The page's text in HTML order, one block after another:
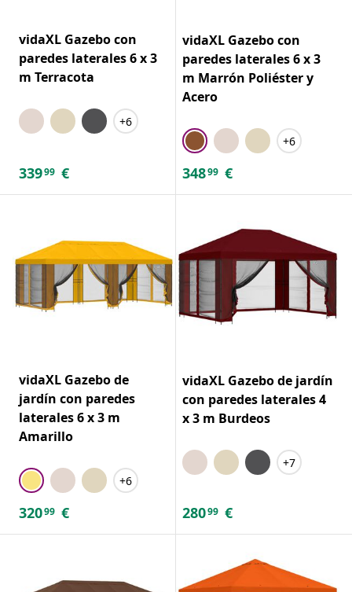
vidaXL Gazebo con
paredes laterales 6 x 3
m Terracota
+6
33999 €
vidaXL Gazebo con
paredes laterales 6 x 3
m Marrón Poliéster y
Acero
+6
34899 €
vidaXL Gazebo de
jardín con paredes
laterales 6 x 3 m
Amarillo
+6
32099 €
vidaXL Gazebo de jardín
con paredes laterales 4
x 3 m Burdeos
+7
28099 €